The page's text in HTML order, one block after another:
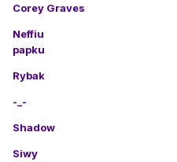
Corey Graves
Neffiu
papku
Rybak
-_-
Shadow
Siwy